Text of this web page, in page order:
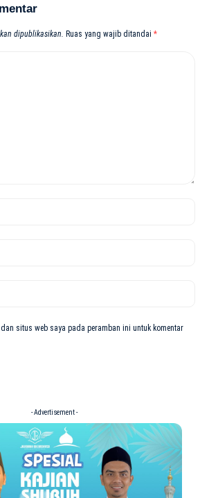
dipublikasikan. Ruas yang wajib ditandai *
situs web saya pada peramban ini untuk komentar
- Advertisement -